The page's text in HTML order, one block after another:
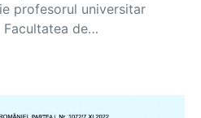
profesorul universitar
Facultatea de…